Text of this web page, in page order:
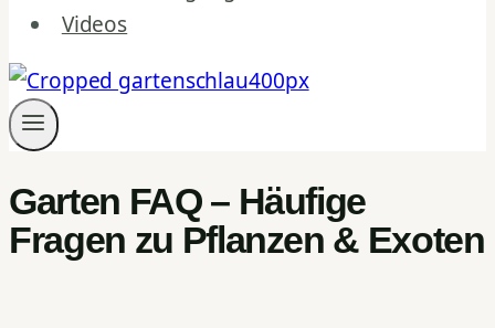
Videos
Garten FAQ – Häufige
Fragen zu Pflanzen & Exoten